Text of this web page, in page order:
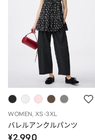
WOMEN, XS-3XL
バレルアンクルパンツ
¥2,990